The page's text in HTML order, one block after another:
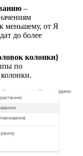
–
меньшему, от Я
до более
колонки}
по